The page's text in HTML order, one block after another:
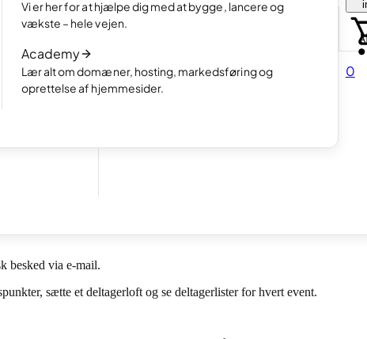
Vi er her for at hjælpe dig med at bygge, lancere og
vækste – hele vejen.
Academy
Lær alt om domæner, hosting, markedsføring og
oprettelse af hjemmesider.
0
portfolio.
at
Læs artiklen
Hvordan man laver en hjemmeside med
for dig! Med eventbooking kan flere kunder booke det samme
besked via e-mail.
sætte et deltagerloft og se deltagerlister for hvert event.